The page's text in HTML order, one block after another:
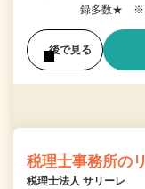
録多数★ ※ス
後で見る
税理士事務所の
税理士法人 サリーレ